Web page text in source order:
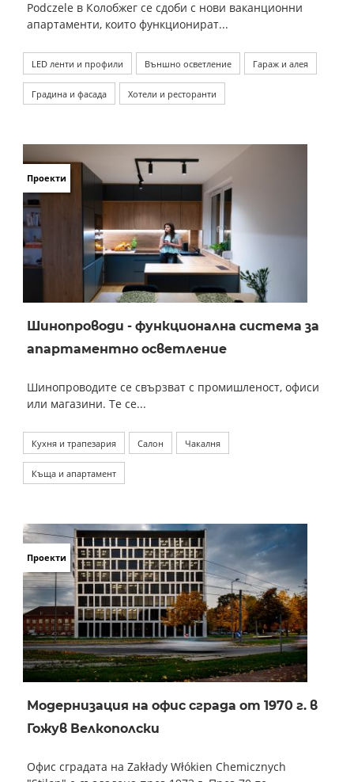
Podczele в Колобжег се сдоби с нови ваканционни
апартаменти, които функционират...
LED ленти и профили Външно осветление Гараж и алея
Градина и фасада Хотели и ресторанти
Проекти
Шинопроводи - функционална система за
апартаментно осветление
Шинопроводите се свързват с промишленост, офиси
или магазини. Те се...
Кухня и трапезария Салон Чакалня
Къща и апартамент
Проекти
Модернизация на офис сграда от 1970 г. в
Гожув Велкополски
Офис сградата на Zakłady Włókien Chemicznych